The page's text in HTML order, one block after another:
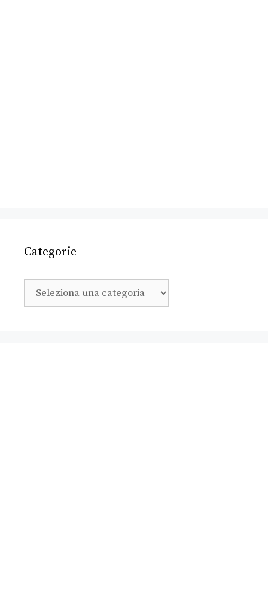
Categorie